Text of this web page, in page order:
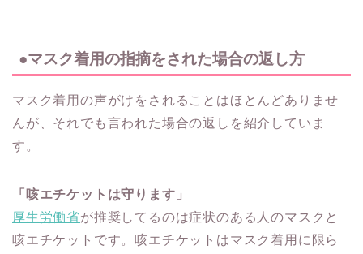
●マスク着用の指摘をされた場合の返し方
マスク着用の声がけをされることはほとんどありませ
んが、それでも言われた場合の返しを紹介していま
す。
「咳エチケットは守ります」
厚生労働省が推奨してるのは症状のある人のマスクと
咳エチケットです。咳エチケットはマスク着用に限ら